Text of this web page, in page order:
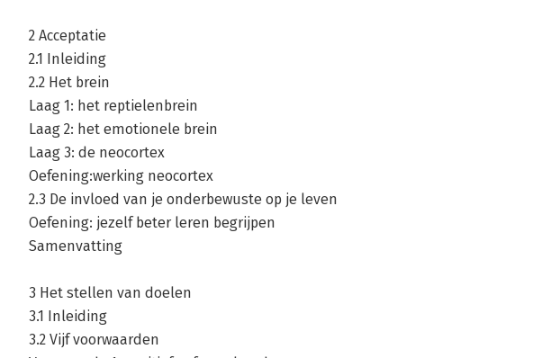
2 Acceptatie
2.1 Inleiding
2.2 Het brein
Laag 1: het reptielenbrein
Laag 2: het emotionele brein
Laag 3: de neocortex
Oefening:werking neocortex
2.3 De invloed van je onderbewuste op je leven
Oefening: jezelf beter leren begrijpen
Samenvatting
3 Het stellen van doelen
3.1 Inleiding
3.2 Vijf voorwaarden